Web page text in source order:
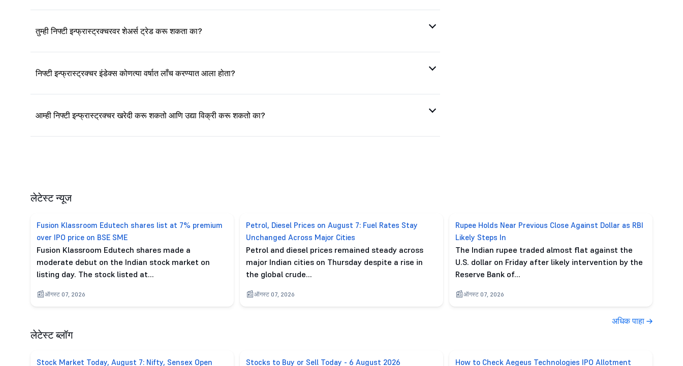
तुम्ही निफ्टी इन्फ्रास्ट्रक्चरवर शेअर्स ट्रेड करू शकता का?
निफ्टी इन्फ्रास्ट्रक्चर इंडेक्स कोणत्या वर्षात लाँच करण्यात आला होता?
आम्ही निफ्टी इन्फ्रास्ट्रक्चर खरेदी करू शकतो आणि उद्या विक्री करू शकतो का?
लेटेस्ट न्यूज
Fusion Klassroom Edutech shares list at 7% premium
over IPO price on BSE SME
Fusion Klassroom Edutech shares made a
moderate debut on the Indian stock market on
listing day. The stock listed at…
ऑगस्ट 07, 2026
Petrol, Diesel Prices on August 7: Fuel Rates Stay
Unchanged Across Major Cities
Petrol and diesel prices remained steady across
major Indian cities on Thursday despite a rise in
the global crude…
ऑगस्ट 07, 2026
Rupee Holds Near Previous Close Against Dollar as RBI
Likely Steps In
The Indian rupee traded almost flat against the
U.S. dollar on Friday after likely intervention by the
Reserve Bank of…
ऑगस्ट 07, 2026
अधिक पाहा
लेटेस्ट ब्लॉग
Stock Market Today, August 7: Nifty, Sensex Open Stocks to Buy or Sell Today - 6 August 2026 How to Check Aegeus Technologies IPO Allotment